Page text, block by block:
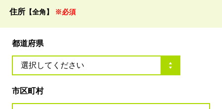
住所 【全角】 ※必須
都道府県
市区町村